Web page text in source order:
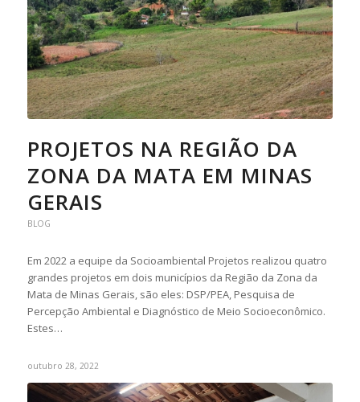
PROJETOS NA REGIÃO DA
ZONA DA MATA EM MINAS
GERAIS
BLOG
Em 2022 a equipe da Socioambiental Projetos realizou quatro
grandes projetos em dois municípios da Região da Zona da
Mata de Minas Gerais, são eles: DSP/PEA, Pesquisa de
Percepção Ambiental e Diagnóstico de Meio Socioeconômico.
Estes…
outubro 28, 2022